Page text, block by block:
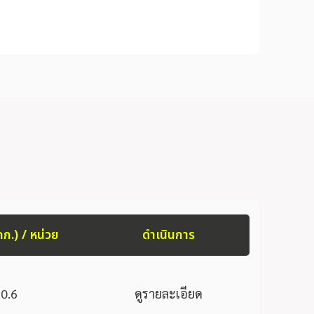
.) / หน่วย ดำเนินการ
ดูรายละเอียด